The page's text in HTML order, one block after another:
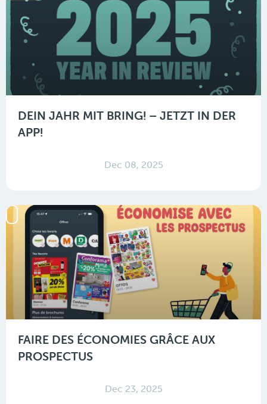
DEIN JAHR MIT BRING! – JETZT IN DER
APP!
Dec 08, 2025
FAIRE DES ÉCONOMIES GRÂCE AUX
PROSPECTUS
Dec 23, 2025